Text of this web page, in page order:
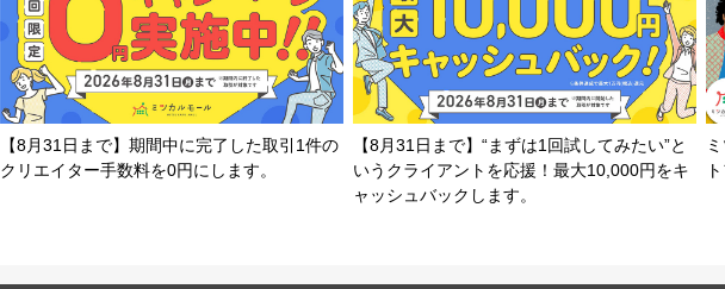
【8月31日まで】期間中に完了した取引1件の
クリエイター手数料を0円にします。
【8月31日まで】“まずは1回試してみたい”と
いうクライアントを応援！最大10,000円をキ
ャッシュバックします。